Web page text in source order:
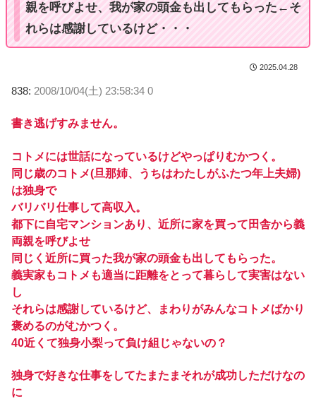
親を呼びよせ、我が家の頭金も出してもらった←そ
れらは感謝しているけど・・・
2025.04.28
838: 2008/10/04(土) 23:58:34 0
書き逃げすみません。
コトメには世話になっているけどやっぱりむかつく。
同じ歳のコトメ(旦那姉、うちはわたしがふたつ年上夫婦)
は独身で
バリバリ仕事して高収入。
都下に自宅マンションあり、近所に家を買って田舎から義
両親を呼びよせ
同じく近所に買った我が家の頭金も出してもらった。
義実家もコトメも適当に距離をとって暮らして実害はない
し
それらは感謝しているけど、まわりがみんなコトメばかり
褒めるのがむかつく。
40近くて独身小梨って負け組じゃないの？
独身で好きな仕事をしてたまたまそれが成功しただけなの
に